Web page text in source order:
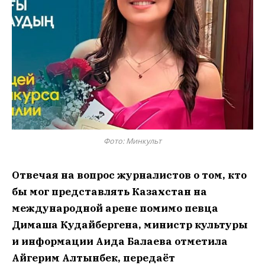
Фото: Минкульт
Отвечая на вопрос журналистов о том, кто
бы мог представлять Казахстан на
международной арене помимо певца
Димаша Кудайбергена, министр культуры
и информации Аида Балаева отметила
Айгерим Алтынбек, передаёт